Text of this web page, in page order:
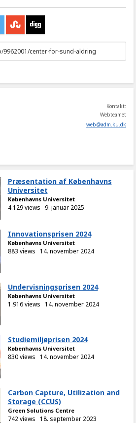
Kontakt:
Webteamet
web@adm.ku.dk
Præsentation af Københavns
Universitet
Københavns Universitet
4.129 views 9. januar 2025
Innovationsprisen 2024
Københavns Universitet
883 views 14. november 2024
Undervisningsprisen 2024
Københavns Universitet
1.916 views 14. november 2024
Studiemiljøprisen 2024
Københavns Universitet
830 views 14. november 2024
Carbon Capture, Utilization and
Storage (CCUS)
Green Solutions Centre
742 views 18. september 2023